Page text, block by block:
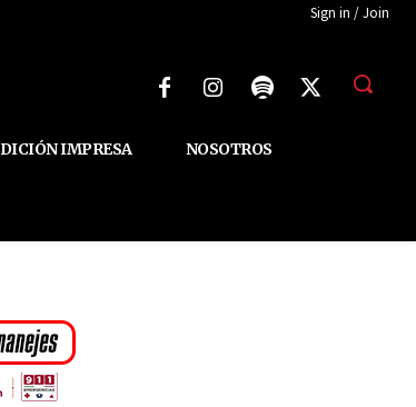
Sign in / Join
IMPRESA NOSOTROS